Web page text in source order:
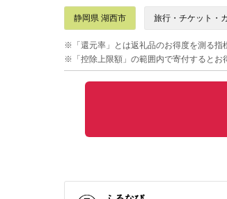
静岡県 湖西市 旅行・チケット・
※「還元率」とは返礼品のお得度を測る指
※「控除上限額」の範囲内で寄付するとお